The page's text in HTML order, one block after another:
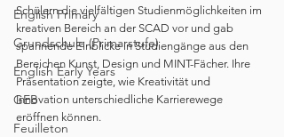
English Primary
Grundschule (Primarstufe)
English Early Years
GEB
Feuilleton
Schülern die vielfältigen Studienmöglichkeiten im
kreativen Bereich an der SCAD vor und gab
spannende Einblicke in Studiengänge aus den
Bereichen Kunst, Design und MINT-Fächer. Ihre
Präsentation zeigte, wie Kreativität und
Innovation unterschiedliche Karrierewege
eröffnen können.